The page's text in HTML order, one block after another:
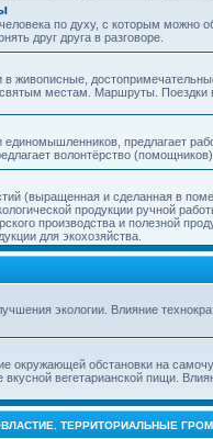
по духу, с которым можно
друг друга в разговоре.
в живописные,
местам. Маршруты.
единомышленников, предлагает
волонтёрство (помощников).
(выращенная и сделанная в
продукции ручной
производства и полезной
для экохозяйства.
экологии. Влияние
окружающей обстановки на
вкусной вегетарианской пищи.
ТЕРРИТОРИАЛЬНЫЕ